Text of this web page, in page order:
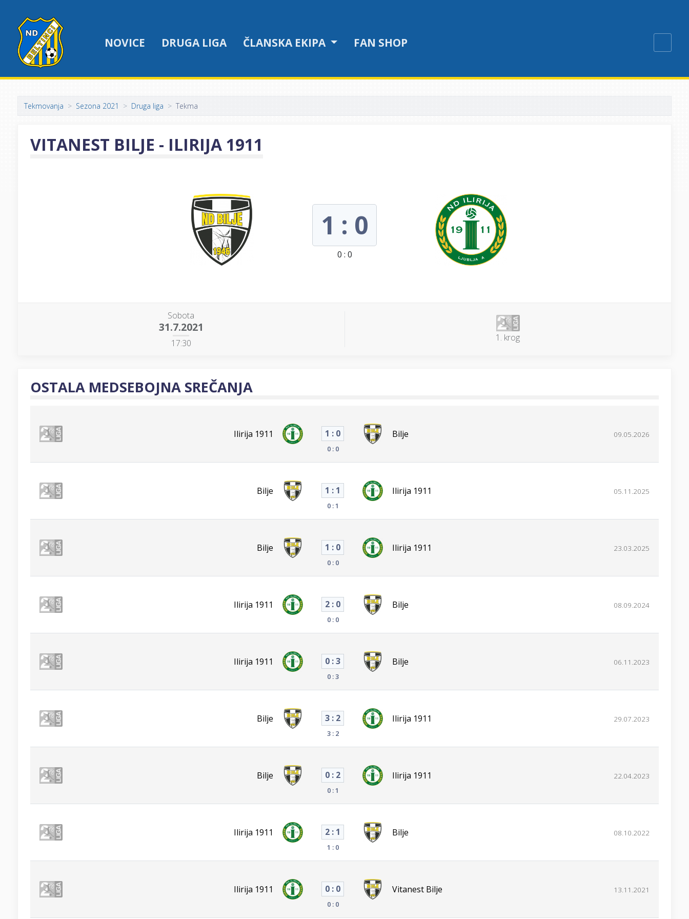
NOVICE DRUGA LIGA ČLANSKA EKIPA FAN SHOP
Tekmovanja Sezona 2021 Druga liga Tekma
VITANEST BILJE - ILIRIJA 1911
1 : 0
0 : 0
Sobota
31.7.2021
17:30 1. krog
OSTALA MEDSEBOJNA SREČANJA
Ilirija 1911 1 : 0
0 : 0
Bilje 09.05.2026
Bilje 1 : 1
0 : 1
Ilirija 1911 05.11.2025
Bilje 1 : 0
0 : 0
Ilirija 1911 23.03.2025
Ilirija 1911 2 : 0
0 : 0
Bilje 08.09.2024
Ilirija 1911 0 : 3
0 : 3
Bilje 06.11.2023
Bilje 3 : 2
3 : 2
Ilirija 1911 29.07.2023
Bilje 0 : 2
0 : 1
Ilirija 1911 22.04.2023
Ilirija 1911 2 : 1
1 : 0
Bilje 08.10.2022
Ilirija 1911 0 : 0
0 : 0
Vitanest Bilje 13.11.2021